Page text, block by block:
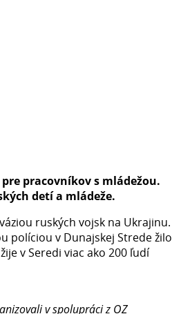
pracovníkov s mládežou.
detí a mládeže.
ruských vojsk na Ukrajinu.
políciou v Dunajskej Strede žilo
v Seredi viac ako 200 ľudí
v spolupráci z OZ